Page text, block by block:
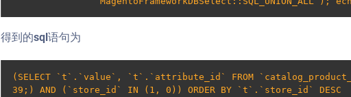
得到的sql语句为
(SELECT `t`.`value`, `t`.`attribute_id` FROM
39;) AND (`store_id` IN (1, 0)) ORDER BY `t`.`store_id` DESC